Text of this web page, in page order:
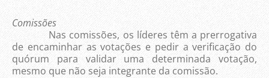
Comissões
Nas comissões, os líderes têm a prerrogativa
de encaminhar as votações e pedir a verificação do
quórum para validar uma determinada votação,
mesmo que não seja integrante da comissão.